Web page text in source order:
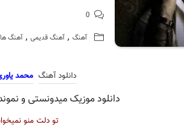
0
آهنگ , آهنگ قدیمی , آهنگ
دانلود آهنگ محمد
دانلود موزیک میدونستی و
تو دلت منو